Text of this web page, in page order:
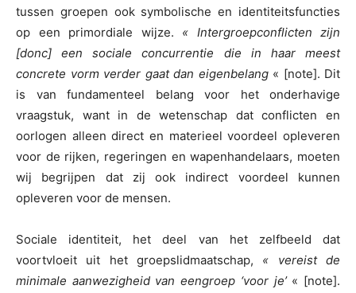
tussen groepen ook symbolische en identiteitsfuncties
op een primordiale wijze. « Intergroepconflicten zijn
[donc] een sociale concurrentie die in haar meest
concrete vorm verder gaat dan eigenbelang« [note]. Dit
is van fundamenteel belang voor het onderhavige
vraagstuk, want in de wetenschap dat conflicten en
oorlogen alleen direct en materieel voordeel opleveren
voor de rijken, regeringen en wapenhandelaars, moeten
wij begrijpen dat zij ook indirect voordeel kunnen
opleveren voor de mensen.
Sociale identiteit, het deel van het zelfbeeld dat
voortvloeit uit het groepslidmaatschap, « vereist de
minimale aanwezigheid van eengroep ‘voor je’« [note].